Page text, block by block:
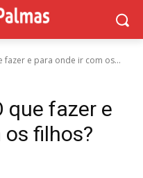
fazer e para onde ir com os...
que fazer e
filhos?